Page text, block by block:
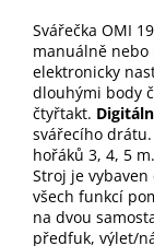
Svářečka OMI
manuálně nebo
elektronicky
dlouhými body
čtyřtakt.
svářecího
hořáků 3, 4, 5 m.
Stroj je
všech funkcí
na dvou
předfuk, výlet/